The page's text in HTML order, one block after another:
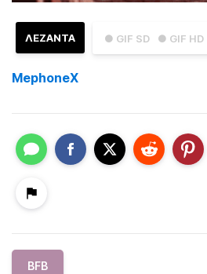
● GIF SD ● GIF HD
ΛΕΖΑΝΤΑ
MephoneX
BFB